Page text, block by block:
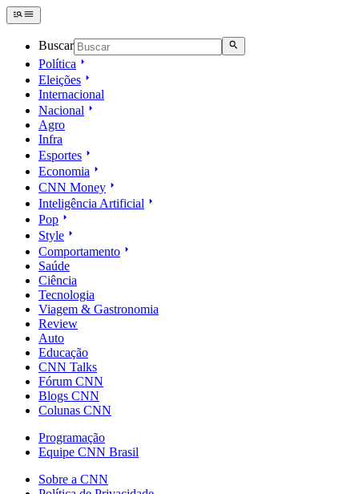
Buscar
Política
Eleições
Internacional
Nacional
Agro
Infra
Esportes
Economia
CNN Money
Inteligência Artificial
Pop
Style
Comportamento
Saúde
Ciência
Tecnologia
Viagem & Gastronomia
Review
Auto
Educação
CNN Talks
Fórum CNN
Blogs CNN
Colunas CNN
Programação
Equipe CNN Brasil
Sobre a CNN